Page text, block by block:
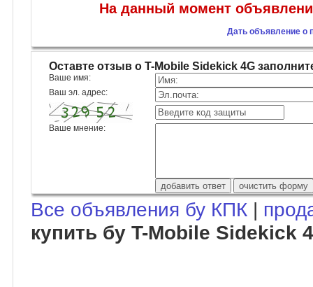
На данный момент
Дать объявление о
Оставте отзыв о T-Mobile Sidekick 4G
Ваше имя:
Ваш эл. адрес:
Ваше мнение:
Все объявления бу КПК |
купить бу T-Mobile Sidekick